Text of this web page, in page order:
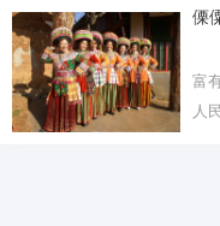
傈
富
人